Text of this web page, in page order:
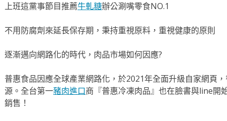
上班這黨事節目推薦牛軋糖辦公涮嘴零食NO.1
不用防腐劑來延長保存期，秉持重視原料，重視健康的原則
逐漸邁向網路化的時代，肉品市場如何因應?
普惠食品因應全球產業網路化，於2021年全面升級自家網頁
源。全台第一豬肉進口商『普惠冷凍肉品』也在臉書與line開
銷售！